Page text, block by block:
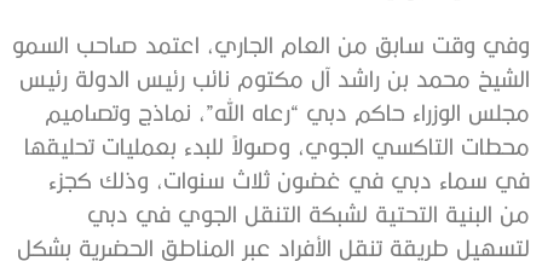
وفي وقت سابق من العام الجاري، اعتمد صاحب السمو
الشيخ محمد بن راشد آل مكتوم نائب رئيس الدولة رئيس
مجلس الوزراء حاكم دبي “رعاه الله”، نماذج وتصاميم
محطات التاكسي الجوي، وصولاً للبدء بعمليات تحليقها
في سماء دبي في غضون ثلاث سنوات، وذلك كجزء
من البنية التحتية لشبكة التنقل الجوي في دبي
لتسهيل طريقة تنقل الأفراد عبر المناطق الحضرية بشكل